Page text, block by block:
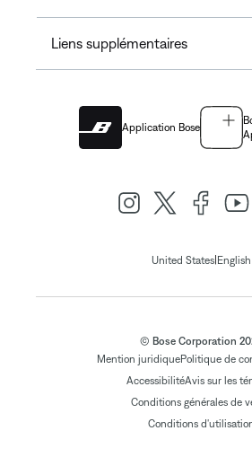
Liens supplémentaires
Application Bose
United States| English
© Bose Corporation
Mention juridiquePolitique de
AccessibilitéAvis sur les
Conditions générales de
Conditions